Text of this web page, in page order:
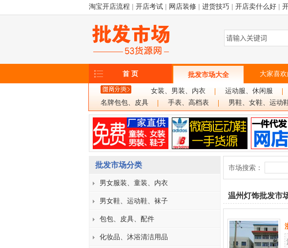
淘宝开店流程 | 开店考试 | 网店装修 | 进货技巧 | 开店卖什么好 |
首 页 批发市场大全 大家喜
女装、男装、内衣 运动服、休闲服
名牌包包、皮具
手表、高档表 男鞋、女鞋、运动
批发市场分类
男女服装、童装、内衣
男女鞋、运动鞋、袜子
包包、皮具、配件
化妆品、沐浴清洁用品
市场搜索：
温州灯饰批发市